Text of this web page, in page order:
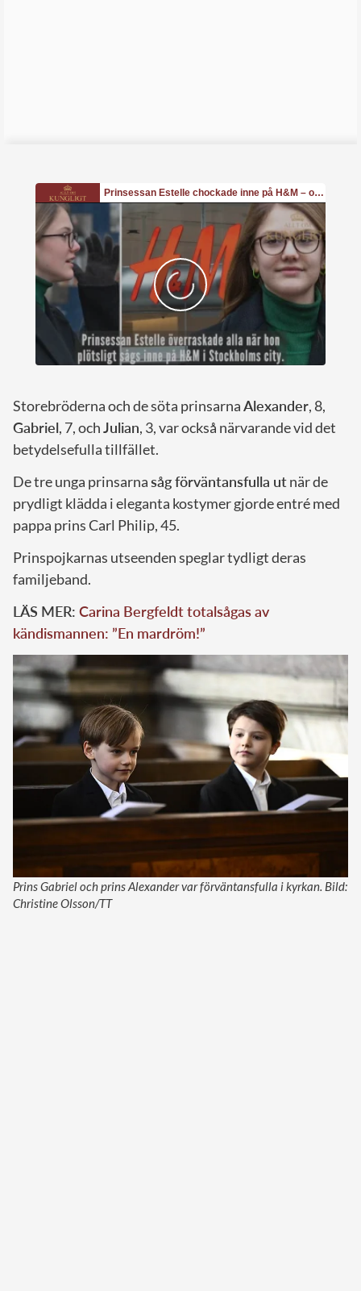
Storebröderna och de söta prinsarnaAlexander, 8,
Gabriel, 7, ochJulian, 3, var också närvarande vid det
betydelsefulla tillfället.
De tre unga prinsarnasåg förväntansfulla utnär de
prydligt klädda i eleganta kostymer gjorde entré med
pappa prins Carl Philip, 45.
Prinspojkarnas utseenden speglar tydligt deras
familjeband.
LÄS MER: Carina Bergfeldt totalsågas av
kändismannen: ”En mardröm!”
Prins Gabriel och prins Alexander var förväntansfulla i kyrkan. Bild:
Christine Olsson/TT